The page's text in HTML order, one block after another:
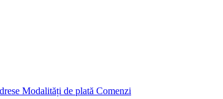
Modalități de plată Comenzi